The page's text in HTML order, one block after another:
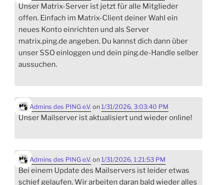
Unser Matrix-Server ist jetzt für alle Mitglieder
offen. Einfach im Matrix-Client deiner Wahl ein
neues Konto einrichten und als Server
matrix.ping.de angeben. Du kannst dich dann über
unser SSO einloggen und dein ping.de-Handle selber
aussuchen.
Admins des PING e.V. on 1/31/2026, 3:03:40 PM
Unser Mailserver ist aktualisiert und wieder online!
Admins des PING e.V. on 1/31/2026, 1:21:53 PM
Bei einem Update des Mailservers ist leider etwas
schief gelaufen. Wir arbeiten daran bald wieder alles